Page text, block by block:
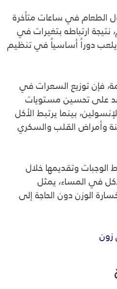
الطعام في ساعات متأخرة
ارتباطه بتغيرات في
يلعب دوراً أساسياً في تنظيم
فإن توزيع السعرات في
على تحسين مستويات
بينما يرتبط الأكل
وأمراض القلب والسكري
الوجبات وتقديمها خلال
في المساء، يمثل
الوزن دون الحاجة إلى